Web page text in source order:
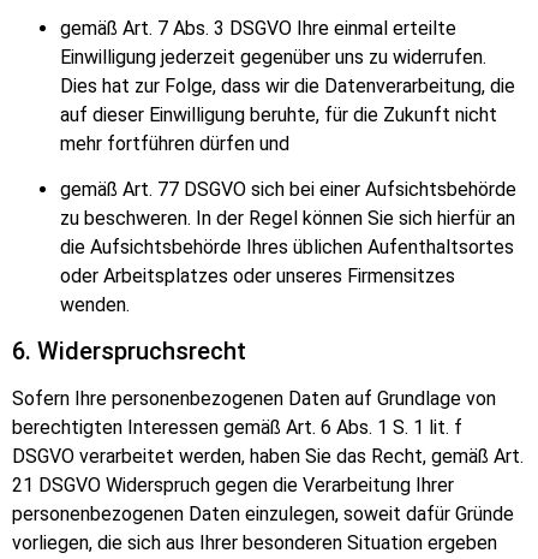
gemäß Art. 7 Abs. 3 DSGVO Ihre einmal erteilte
Einwilligung jederzeit gegenüber uns zu widerrufen.
Dies hat zur Folge, dass wir die Datenverarbeitung, die
auf dieser Einwilligung beruhte, für die Zukunft nicht
mehr fortführen dürfen und
gemäß Art. 77 DSGVO sich bei einer Aufsichtsbehörde
zu beschweren. In der Regel können Sie sich hierfür an
die Aufsichtsbehörde Ihres üblichen Aufenthaltsortes
oder Arbeitsplatzes oder unseres Firmensitzes
wenden.
6. Widerspruchsrecht
Sofern Ihre personenbezogenen Daten auf Grundlage von
berechtigten Interessen gemäß Art. 6 Abs. 1 S. 1 lit. f
DSGVO verarbeitet werden, haben Sie das Recht, gemäß Art.
21 DSGVO Widerspruch gegen die Verarbeitung Ihrer
personenbezogenen Daten einzulegen, soweit dafür Gründe
vorliegen, die sich aus Ihrer besonderen Situation ergeben